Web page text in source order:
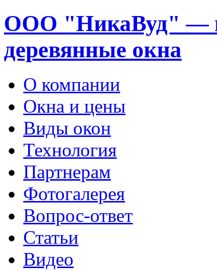
ООО "НикаВуд" —
деревянные окна
О компании
Окна и цены
Виды окон
Технология
Партнерам
Фотогалерея
Вопрос-ответ
Статьи
Видео